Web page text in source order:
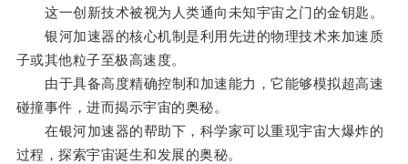
这一创新技术被视为人类通向未知宇宙之门的金钥匙。
银河加速器的核心机制是利用先进的物理技术来加速质
子或其他粒子至极高速度。
由于具备高度精确控制和加速能力，它能够模拟超高速
碰撞事件，进而揭示宇宙的奥秘。
在银河加速器的帮助下，科学家可以重现宇宙大爆炸的
过程，探索宇宙诞生和发展的奥秘。